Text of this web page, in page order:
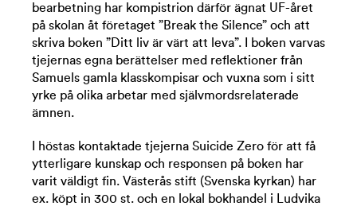
bearbetning har kompistrion därför ägnat UF-året
på skolan åt företaget ”Break the Silence” och att
skriva boken ”Ditt liv är värt att leva”. I boken varvas
tjejernas egna berättelser med reflektioner från
Samuels gamla klasskompisar och vuxna som i sitt
yrke på olika arbetar med självmordsrelaterade
ämnen.
I höstas kontaktade tjejerna Suicide Zero för att få
ytterligare kunskap och responsen på boken har
varit väldigt fin. Västerås stift (Svenska kyrkan) har
ex. köpt in 300 st. och en lokal bokhandel i Ludvika